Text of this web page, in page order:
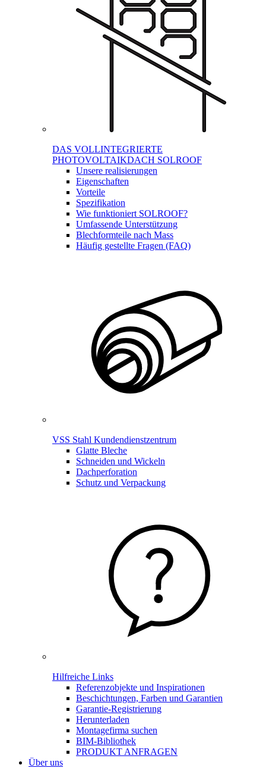
DAS VOLLINTEGRIERTE
PHOTOVOLTAIKDACH SOLROOF
Unsere realisierungen
Eigenschaften
Vorteile
Spezifikation
Wie funktioniert SOLROOF?
Umfassende Unterstützung
Blechformteile nach Mass
Häufig gestellte Fragen (FAQ)
VSS Stahl Kundendienstzentrum
Glatte Bleche
Schneiden und Wickeln
Dachperforation
Schutz und Verpackung
Hilfreiche Links
Referenzobjekte und Inspirationen
Beschichtungen, Farben und Garantien
Garantie-Registrierung
Herunterladen
Montagefirma suchen
BIM-Bibliothek
PRODUKT ANFRAGEN
Über uns